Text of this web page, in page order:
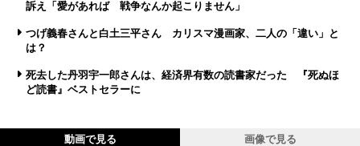
訴え「愛があれば 戦争なんか起こりません」
つげ義春さんと白土三平さん カリスマ漫画家、二人の「違い」と
は？
死去した丹羽宇一郎さんは、経済界有数の読書家だった 『死ぬほ
ど読書』ベストセラーに
動画で見る 画像で見る